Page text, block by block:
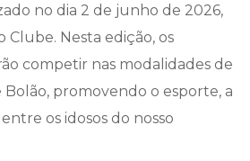
no dia 2 de junho de 2026,
Clube. Nesta edição, os
competir nas modalidades de
Bolão, promovendo o esporte, a
os idosos do nosso